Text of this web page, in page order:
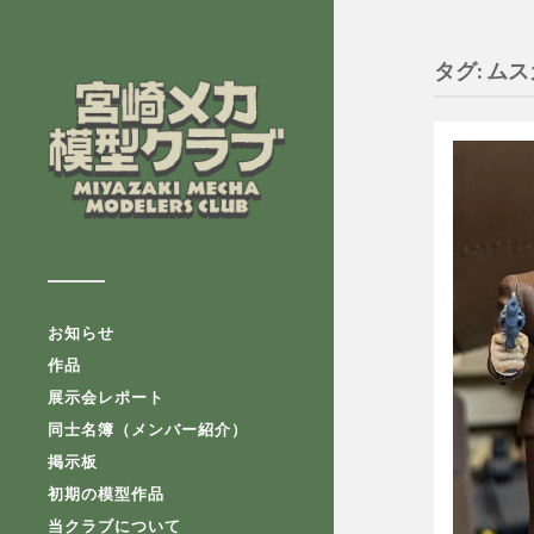
お知らせ
作品
展示会レポート
同士名簿（メンバー紹介）
掲示板
初期の模型作品
当クラブについて
タグ: ム